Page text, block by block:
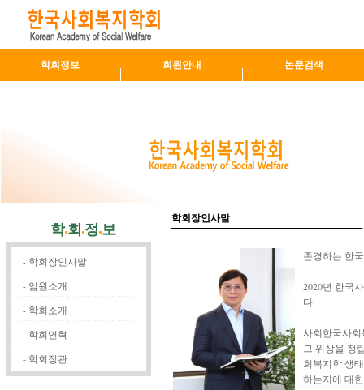
학회정보 회원안내 논문검색
학 회 정 보
- 학회장인사말
- 임원소개
- 학회소개
- 학회연혁
- 학회정관
학회장인사말
존경하는 한
2020년 한국
다.
사회한국사
그 위상을 정
회복지학 생
하는지에 대